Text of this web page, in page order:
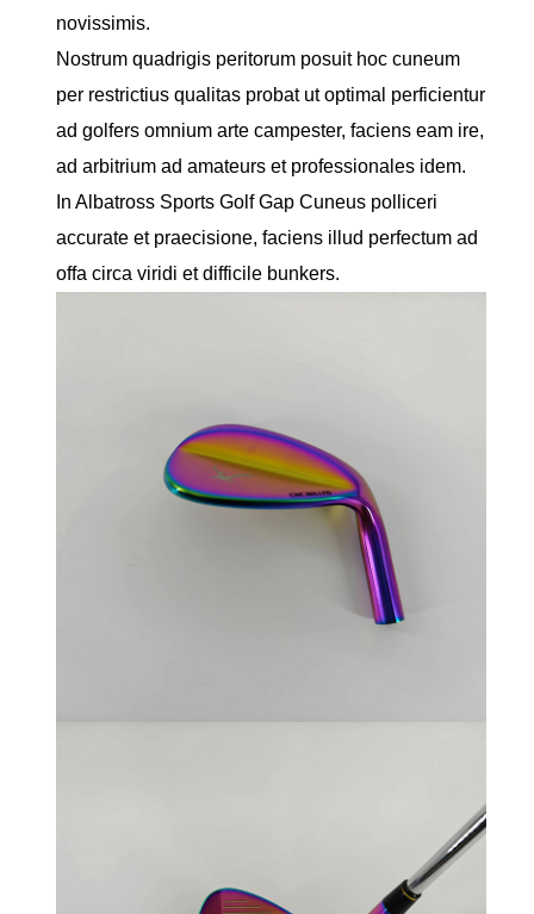
novissimis.
Nostrum quadrigis peritorum posuit hoc cuneum
per restrictius qualitas probat ut optimal perficientur
ad golfers omnium arte campester, faciens eam ire,
ad arbitrium ad amateurs et professionales idem.
In Albatross Sports Golf Gap Cuneus polliceri
accurate et praecisione, faciens illud perfectum ad
offa circa viridi et difficile bunkers.